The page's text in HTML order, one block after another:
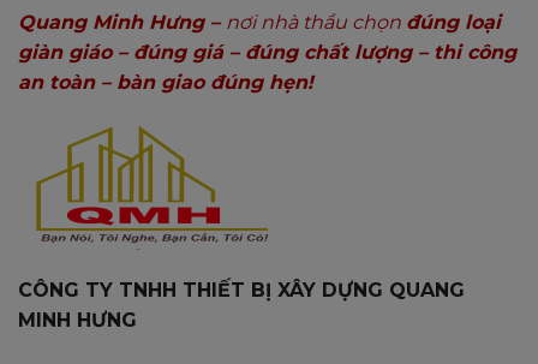
Quang Minh Hưng – nơi nhà thầu chọn đúng loại
giàn giáo – đúng giá – đúng chất lượng – thi công
an toàn – bàn giao đúng hẹn!
CÔNG TY TNHH THIẾT BỊ XÂY DỰNG QUANG
MINH HƯNG